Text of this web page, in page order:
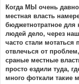
Когда МЫ очень
местная власть
бюджетнотратное для
людей дело, через
часто стали мотаться
отвлечься от
сраные местные
просто ездили туда,
много фоткали такие